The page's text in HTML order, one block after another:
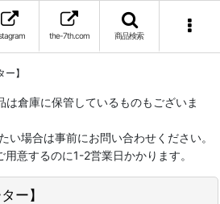
the-7th.com 商品検索
】
は倉庫に保管しているものもございま
い場合は事前にお問い合わせください。
意するのに1-2営業日かかります。
ー】